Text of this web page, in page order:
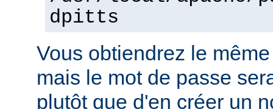
dpitts
Vous obtiendrez le
mais le mot de passe
plutôt que d'en créer un